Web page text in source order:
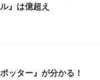
』は億超え
ッター』が分かる！